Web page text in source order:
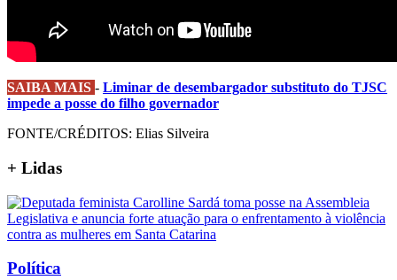
SAIBA MAIS - Liminar de desembargador substituto do TJSC
impede a posse do filho governador
FONTE/CRÉDITOS: Elias Silveira
+ Lidas
Política